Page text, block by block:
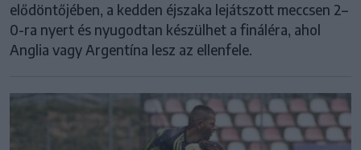
elődöntőjében, a kedden éjszaka lejátszott meccsen 2–
0-ra nyert és nyugodtan készülhet a fináléra, ahol
Anglia vagy Argentína lesz az ellenfele.